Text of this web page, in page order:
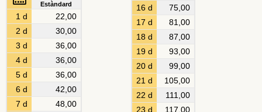
Estàndard
1 d
22,00
2 d
30,00
3 d
36,00
4 d
36,00
5 d
36,00
6 d
42,00
7 d
48,00
16 d
75,00
17 d
81,00
18 d
87,00
19 d
93,00
20 d
99,00
21 d
105,00
22 d
111,00
23 d
117,00